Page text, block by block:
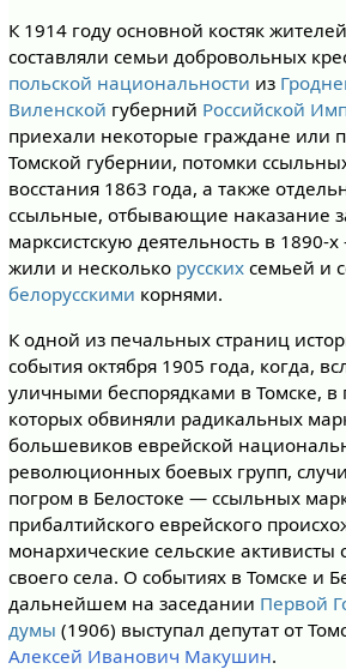
К 1914 году основной костяк
составляли семьи добровольных
польской национальности из
Виленской губерний Российской
приехали некоторые граждане или
Томской губернии, потомки
восстания 1863 года, а также
ссыльные, отбывающие наказание
марксистскую деятельность в 1890-
жили и несколько русскихсемьей и
белорусскими корнями.
К одной из печальных страниц
события октября 1905 года, когда,
уличными беспорядками в Томске,
которых обвиняли радикальных
большевиков еврейской
революционных боевых групп,
погром в Белостоке — ссыльных
прибалтийского еврейского
монархические сельские активисты
своего села. О событиях в Томске и
дальнейшем на заседании Первой
думы (1906) выступал депутат от
Алексей Иванович Макушин.